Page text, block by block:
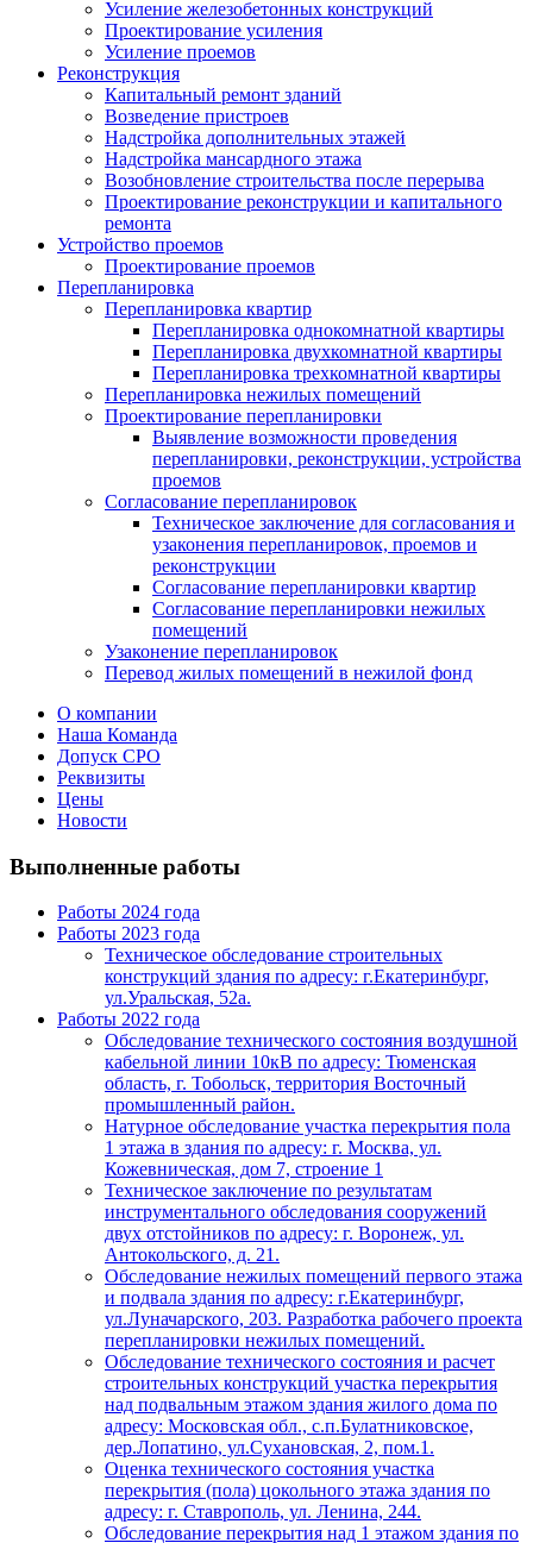
Усиление железобетонных конструкций
Проектирование усиления
Усиление проемов
Реконструкция
Капитальный ремонт зданий
Возведение пристроев
Надстройка дополнительных этажей
Надстройка мансардного этажа
Возобновление строительства после перерыва
Проектирование реконструкции и капитального
ремонта
Устройство проемов
Проектирование проемов
Перепланировка
Перепланировка квартир
Перепланировка однокомнатной квартиры
Перепланировка двухкомнатной квартиры
Перепланировка трехкомнатной квартиры
Перепланировка нежилых помещений
Проектирование перепланировки
Выявление возможности проведения
перепланировки, реконструкции, устройства
проемов
Согласование перепланировок
Техническое заключение для согласования и
узаконения перепланировок, проемов и
реконструкции
Согласование перепланировки квартир
Согласование перепланировки нежилых
помещений
Узаконение перепланировок
Перевод жилых помещений в нежилой фонд
О компании
Наша Команда
Допуск СРО
Реквизиты
Цены
Новости
Выполненные работы
Работы 2024 года
Работы 2023 года
Техническое обследование строительных
конструкций здания по адресу: г.Екатеринбург,
ул.Уральская, 52а.
Работы 2022 года
Обследование технического состояния воздушной
кабельной линии 10кВ по адресу: Тюменская
область, г. Тобольск, территория Восточный
промышленный район.
Натурное обследование участка перекрытия пола
1 этажа в здания по адресу: г. Москва, ул.
Кожевническая, дом 7, строение 1
Техническое заключение по результатам
инструментального обследования сооружений
двух отстойников по адресу: г. Воронеж, ул.
Антокольского, д. 21.
Обследование нежилых помещений первого этажа
и подвала здания по адресу: г.Екатеринбург,
ул.Луначарского, 203. Разработка рабочего проекта
перепланировки нежилых помещений.
Обследование технического состояния и расчет
строительных конструкций участка перекрытия
над подвальным этажом здания жилого дома по
адресу: Московская обл., с.п.Булатниковское,
дер.Лопатино, ул.Сухановская, 2, пом.1.
Оценка технического состояния участка
перекрытия (пола) цокольного этажа здания по
адресу: г. Ставрополь, ул. Ленина, 244.
Обследование перекрытия над 1 этажом здания по